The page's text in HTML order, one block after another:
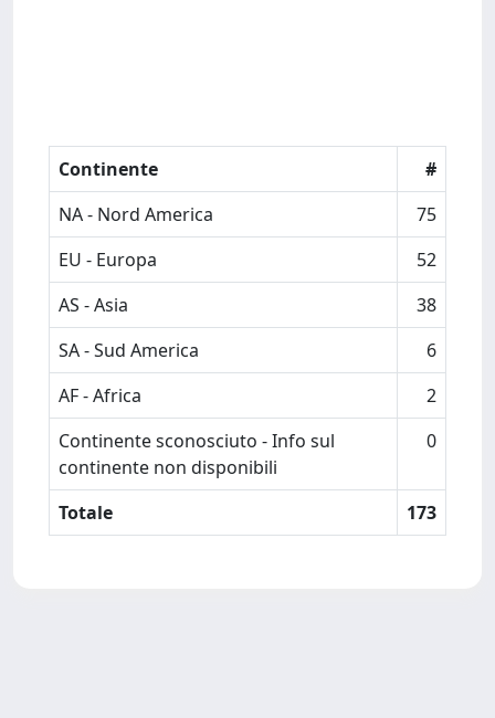
Continente
#
NA - Nord America
75
EU - Europa
52
AS - Asia
38
SA - Sud America
6
AF - Africa
2
Continente sconosciuto - Info sul
continente non disponibili
0
Totale 173